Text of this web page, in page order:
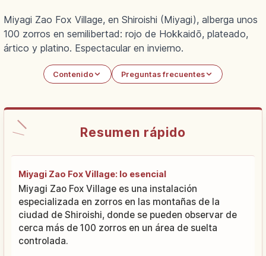
Miyagi Zao Fox Village, en Shiroishi (Miyagi), alberga unos
100 zorros en semilibertad: rojo de Hokkaidō, plateado,
ártico y platino. Espectacular en invierno.
Contenido Preguntas frecuentes
Resumen rápido
Miyagi Zao Fox Village: lo esencial
Miyagi Zao Fox Village es una instalación
especializada en zorros en las montañas de la
ciudad de Shiroishi, donde se pueden observar de
cerca más de 100 zorros en un área de suelta
controlada.